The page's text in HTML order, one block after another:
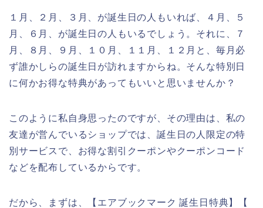
１月、２月、３月、が誕生日の人もいれば、４月、５
月、６月、が誕生日の人もいるでしょう。それに、７
月、８月、９月、１０月、１１月、１２月と、毎月必
ず誰かしらの誕生日が訪れますからね。そんな特別日
に何かお得な特典があってもいいと思いませんか？
このように私自身思ったのですが、その理由は、私の
友達が営んでいるショップでは、誕生日の人限定の特
別サービスで、お得な割引クーポンやクーポンコード
などを配布しているからです。
だから、まずは、【エアブックマーク 誕生日特典】【